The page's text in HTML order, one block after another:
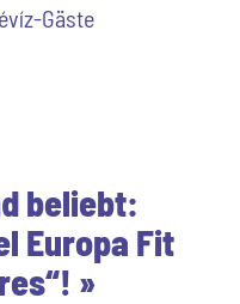
Gäste
beliebt:
Europa Fit
»